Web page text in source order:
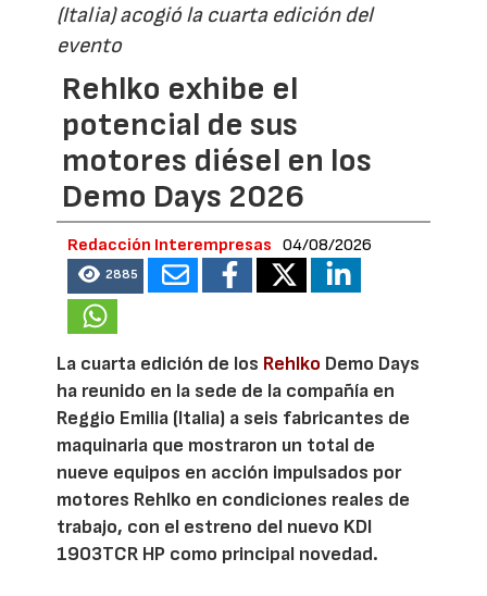
(Italia) acogió la cuarta edición del
evento
Rehlko exhibe el
potencial de sus
motores diésel en los
Demo Days 2026
Redacción Interempresas 04/08/2026
2885
La cuarta edición de los Rehlko Demo Days
ha reunido en la sede de la compañía en
Reggio Emilia (Italia) a seis fabricantes de
maquinaria que mostraron un total de
nueve equipos en acción impulsados por
motores Rehlko en condiciones reales de
trabajo, con el estreno del nuevo KDI
1903TCR HP como principal novedad.